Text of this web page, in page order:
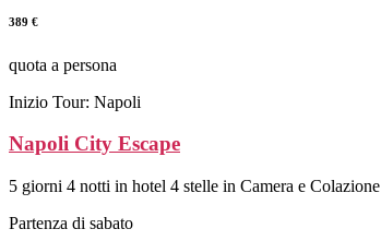
389 €
quota a persona
Inizio Tour: Napoli
Napoli City Escape
5 giorni 4 notti in hotel 4 stelle in Camera e Colazione
Partenza di sabato